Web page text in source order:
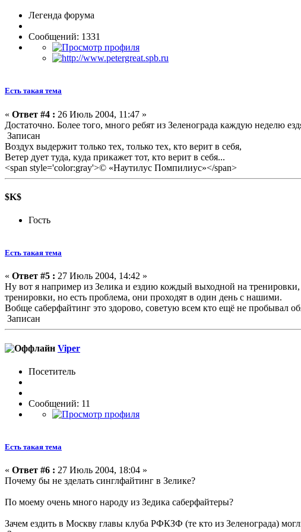
Легенда форума
Сообщений: 1331
Есть такая тема
« Ответ #4 : 26 Июль 2004, 11:47 »
Достаточно. Более того, много ребят из Зеленограда каждую неделю
Записан
Воздух выдержит только тех, только тех, кто верит в себя,
Ветер дует туда, куда прикажет тот, кто верит в себя...
<span style='color:gray'>© «Наутилус Помпилиус»</span>
$K$
Гость
Есть такая тема
« Ответ #5 : 27 Июль 2004, 14:42 »
Ну вот я например из Зелика и ездию кождый выходной на
тренировки, но есть проблема, они проходят в один день с нашими.
Вобще саберфайтинг это здорово, советую всем кто ещё не пробывал
Записан
Viper
Посетитель
Сообщений: 11
Есть такая тема
« Ответ #6 : 27 Июль 2004, 18:04 »
Почему бы не зделать синглфайтинг в Зелике?
По моему очень много народу из Зедика саберфайтеры?
Зачем ездить в Москву главы клуба РФКЗФ (те кто из Зеленограда)